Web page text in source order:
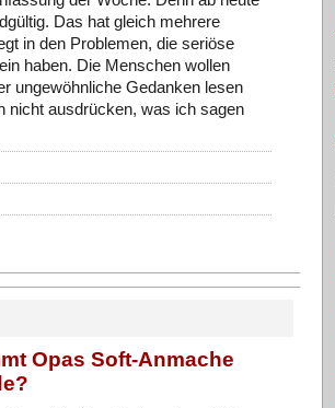
Das hat gleich mehrere
in den Problemen, die seriöse
haben. Die Menschen wollen
ungewöhnliche Gedanken lesen
nicht ausdrücken, was ich sagen
Opas Soft-Anmache